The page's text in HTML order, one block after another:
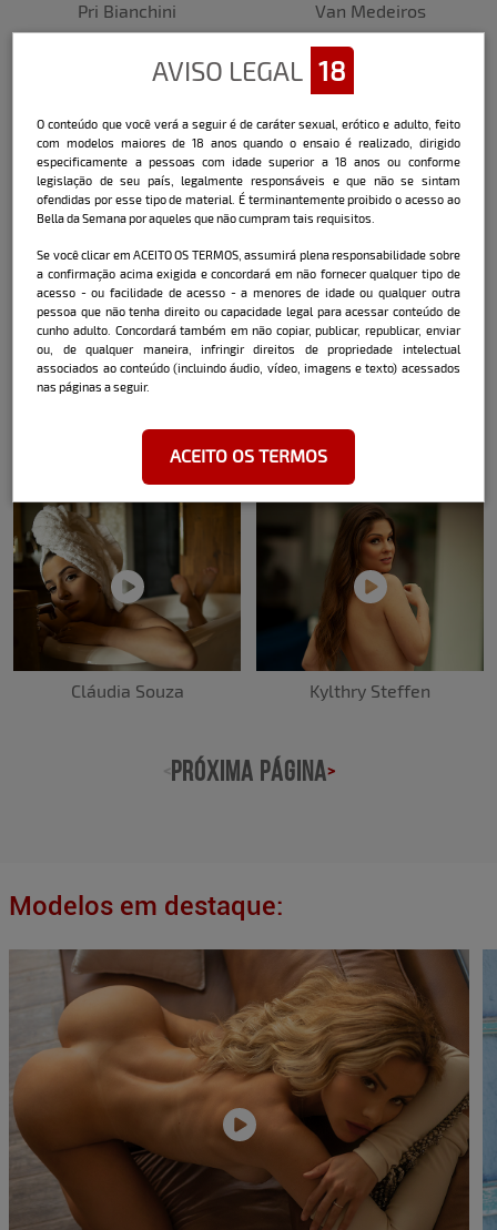
Pri Bianchini Van Medeiros
Marcela Soares Andréia de Bem
Cláudia Souza Kylthry Steffen
PRÓXIMA PÁGINA>
Modelos em destaque:
AVISO LEGAL 18
O conteúdo que você verá a seguir é de caráter sexual, erótico e adulto, feito
com modelos maiores de 18 anos quando o ensaio é realizado, dirigido
especificamente a pessoas com idade superior a 18 anos ou conforme
legislação de seu país, legalmente responsáveis e que não se sintam
ofendidas por esse tipo de material. É terminantemente proibido o acesso ao
Bella da Semana por aqueles que não cumpram tais requisitos.
Se você clicar em ACEITO OS TERMOS, assumirá plena responsabilidade sobre
a confirmação acima exigida e concordará em não fornecer qualquer tipo de
acesso - ou facilidade de acesso - a menores de idade ou qualquer outra
pessoa que não tenha direito ou capacidade legal para acessar conteúdo de
cunho adulto. Concordará também em não copiar, publicar, republicar, enviar
ou, de qualquer maneira, infringir direitos de propriedade intelectual
associados ao conteúdo (incluindo áudio, vídeo, imagens e texto) acessados
nas páginas a seguir.
ACEITO OS TERMOS